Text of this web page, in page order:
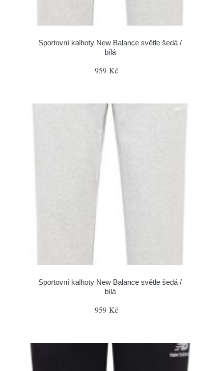
Sportovní kalhoty New Balance světle šedá /
bílá
959 Kč
Sportovní kalhoty New Balance světle šedá /
bílá
959 Kč